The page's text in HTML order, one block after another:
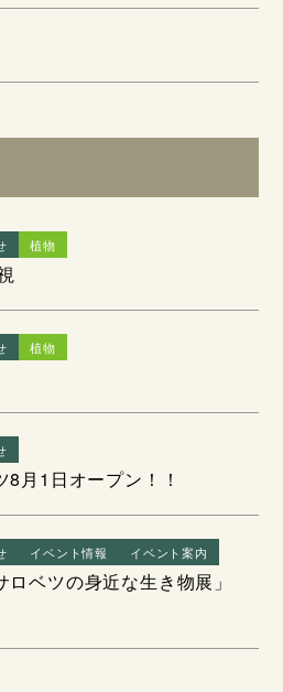
植物
植物
月1日オープン！！
イベント情報 イベント案内
ベツの身近な生き物展」